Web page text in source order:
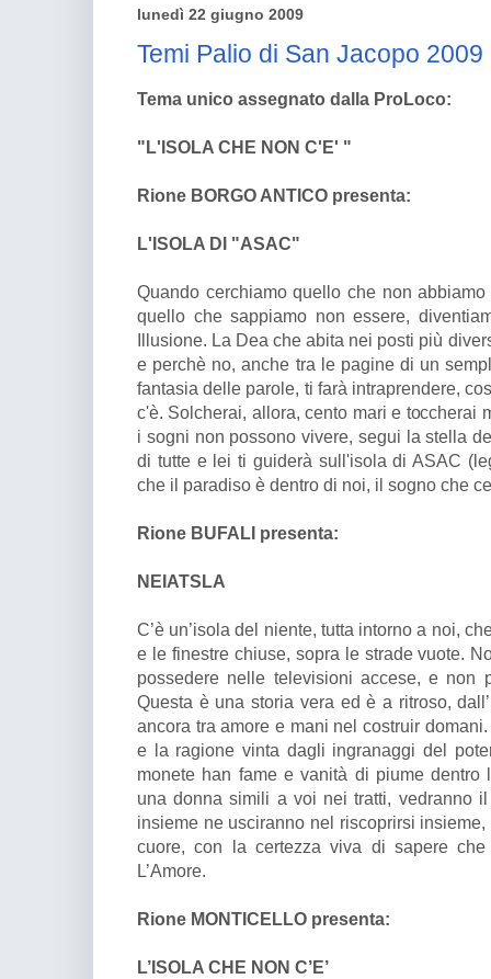
lunedì 22 giugno 2009
Temi Palio di San Jacopo 2009
Tema unico assegnato dalla ProLoco:
"L'ISOLA CHE NON C'E' "
Rione BORGO ANTICO presenta:
L'ISOLA DI "ASAC"
Quando cerchiamo quello che non
quello che sappiamo non essere,
Illusione. La Dea che abita nei posti più
e perchè no, anche tra le pagine di un
fantasia delle parole, ti farà intraprendere,
c'è. Solcherai, allora, cento mari e toccherai
i sogni non possono vivere, segui la stella
di tutte e lei ti guiderà sull'isola di ASAC
che il paradiso è dentro di noi, il sogno che
Rione BUFALI presenta:
NEIATSLA
C’è un’isola del niente, tutta intorno a noi,
e le finestre chiuse, sopra le strade vuote.
possedere nelle televisioni accese, e non
Questa è una storia vera ed è a ritroso,
ancora tra amore e mani nel costruir
e la ragione vinta dagli ingranaggi del
monete han fame e vanità di piume
una donna simili a voi nei tratti, vedranno
insieme ne usciranno nel riscoprirsi
cuore, con la certezza viva di sapere
L’Amore.
Rione MONTICELLO presenta:
L’ISOLA CHE NON C’E’